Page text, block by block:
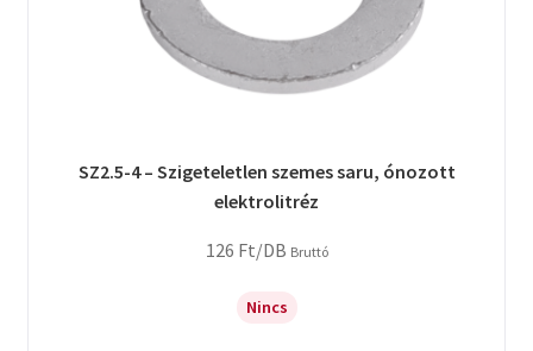
SZ2.5-4 – Szigeteletlen szemes saru, ónozott
elektrolitréz
126 Ft/DB Bruttó
Nincs